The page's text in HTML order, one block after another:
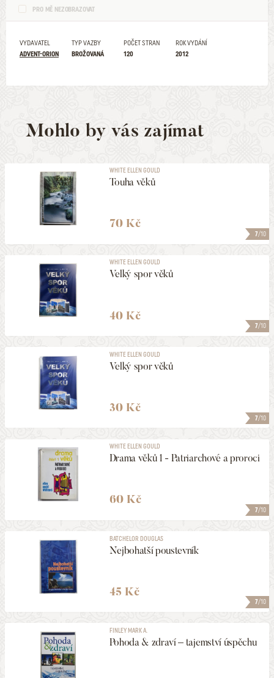
PRO MĚ NEZOBRAZOVAT
VYDAVATEL
ADVENT-ORION
TYP VAZBY
BROŽOVANÁ
POČET STRAN
120
ROK VYDÁNÍ
2012
Mohlo by vás zajímat
7/10
WHITE ELLEN GOULD
Touha věků
70 Kč
7/10
WHITE ELLEN GOULD
Velký spor věků
40 Kč
7/10
WHITE ELLEN GOULD
Velký spor věků
30 Kč
7/10
WHITE ELLEN GOULD
Drama věků 1 - Patriarchové a proroci
60 Kč
7/10
BATCHELOR DOUGLAS
Nejbohatší poustevník
45 Kč
FINLEY MARK A.
Pohoda & zdraví – tajemství úspěchu